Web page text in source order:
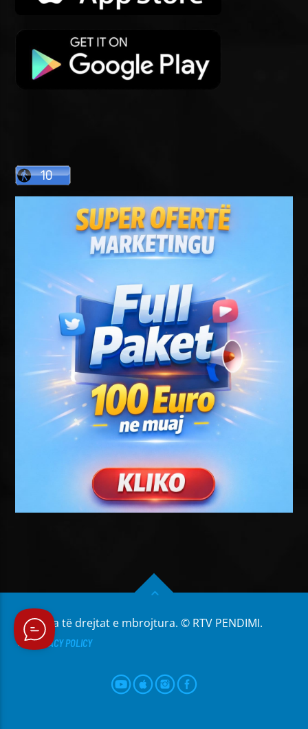
Të gjitha të drejtat e mbrojtura. © RTV PENDIMI.
PRIVACY POLICY